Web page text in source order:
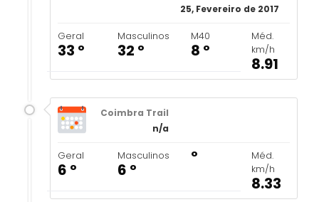
25, Fevereiro de 2017
Geral
33 º
Masculinos
32 º
M40
8 º
Méd.
km/h
8.91
Coimbra Trail
n/a
Geral
6 º
Masculinos
6 º
º
Méd.
km/h
8.33